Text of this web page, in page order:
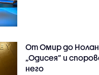
От Омир до
„Одисея” и
него